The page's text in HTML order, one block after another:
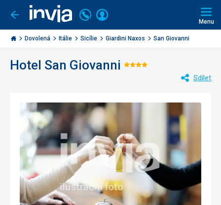
Jít
zpět
Invia.cz
Volejte
226
000
284
Přihlásit
Menu
Dovolená Itálie Sicílie Giardini Naxos San Giovanni
Hotel San Giovanni Hodnocení:
Sdílet